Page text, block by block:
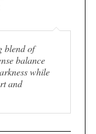
blend of
balance
while
and